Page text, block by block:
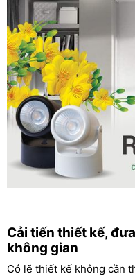
Cải tiến thiết kế,
không gian
Có lẽ thiết kế không cần